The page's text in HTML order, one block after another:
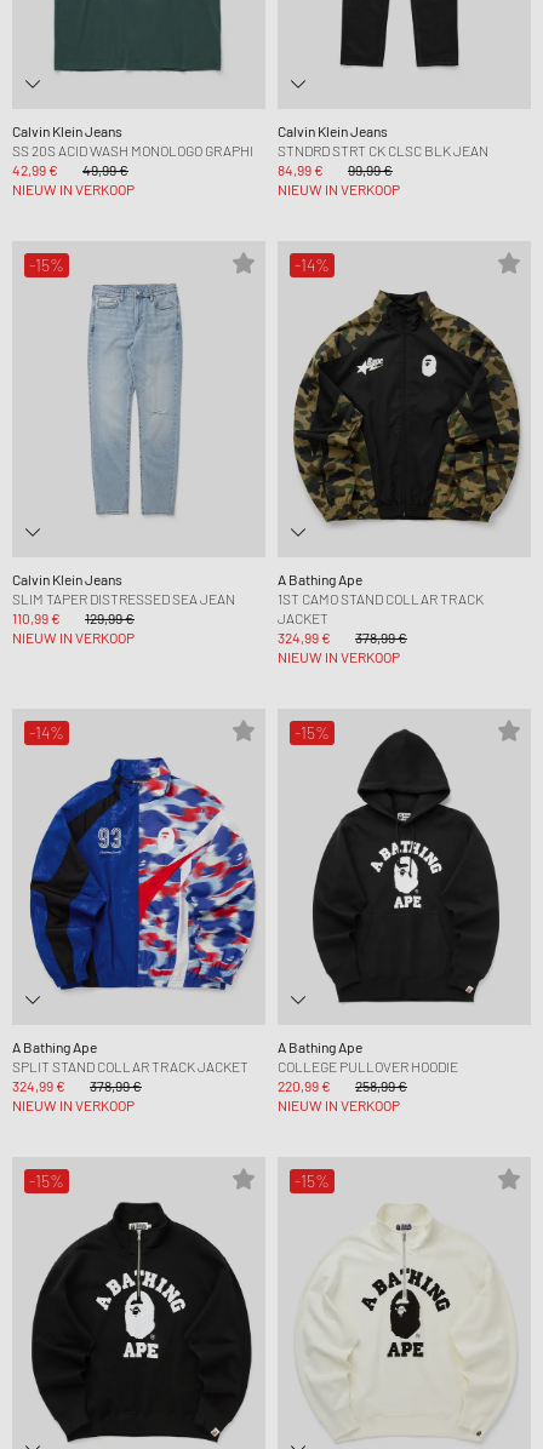
Calvin Klein Jeans
SS 20S ACID WASH MONOLOGO GRAPHI
42,99 €
49,99 €
NIEUW IN VERKOOP
Calvin Klein Jeans
STNDRD STRT CK CLSC BLK JEAN
84,99 €
99,99 €
NIEUW IN VERKOOP
-15%
Calvin Klein Jeans
SLIM TAPER DISTRESSED SEA JEAN
110,99 €
129,99 €
NIEUW IN VERKOOP
-14%
A Bathing Ape
1ST CAMO STAND COLLAR TRACK
JACKET
324,99 €
378,99 €
NIEUW IN VERKOOP
-14%
A Bathing Ape
SPLIT STAND COLLAR TRACK JACKET
324,99 €
378,99 €
NIEUW IN VERKOOP
-15%
A Bathing Ape
COLLEGE PULLOVER HOODIE
220,99 €
258,99 €
NIEUW IN VERKOOP
-15% -15%